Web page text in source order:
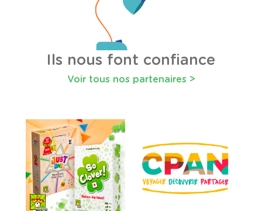
Ils nous font confiance
Voir tous nos partenaires >